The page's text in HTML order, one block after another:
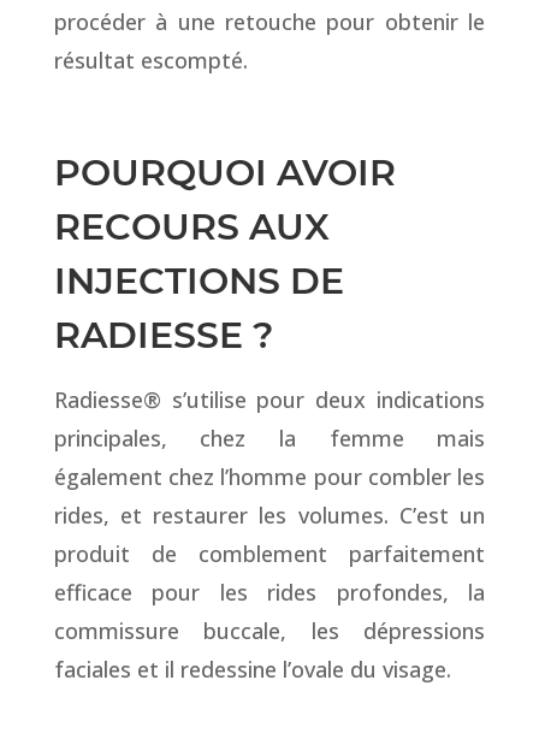
procéder à une retouche pour obtenir le
résultat escompté.
POURQUOI AVOIR
RECOURS AUX
INJECTIONS DE
RADIESSE ?
Radiesse® s’utilise pour deux indications
principales, chez la femme mais
également chez l’homme pour combler les
rides, et restaurer les volumes. C’est un
produit de comblement parfaitement
efficace pour les rides profondes, la
commissure buccale, les dépressions
faciales et il redessine l’ovale du visage.